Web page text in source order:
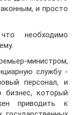
и просто
необходимо
министром,
службу -
персонал, и
бизнес, который
приводить к